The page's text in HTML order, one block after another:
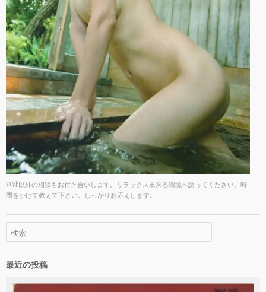
Web以外の相談もお付き合いします。リラックス出来る環境へ誘ってください。時
間をかけて教えて下さい。しっかりお応えします。
最近の投稿